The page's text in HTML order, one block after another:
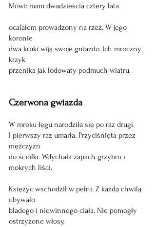
Mówi: mam dwadzieścia cztery lata
ocalałem prowadzony na rzeź. W jego
koronie
dwa kruki wiją swoje gniazdo. Ich mroczny
krzyk
przenika jak lodowaty podmuch wiatru.
Czerwona gwiazda
W mroku łęgu narodziła się po raz drugi.
I pierwszy raz umarła. Przyciśnięta przez
mężczyzn
do ściółki. Wdychała zapach grzybni i
mokrych liści.
Księżyc wschodził w pełni. Z każdą chwilą
ubywało
bladego i niewinnego ciała. Nie pomogły
ostrzyżone włosy,